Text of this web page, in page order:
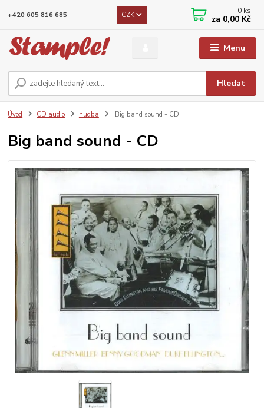
Menu
CZK
Hledat
+420 605 816 685 0 ks
za 0,00 Kč
Úvod CD audio hudba Big band sound - CD
Big band sound - CD